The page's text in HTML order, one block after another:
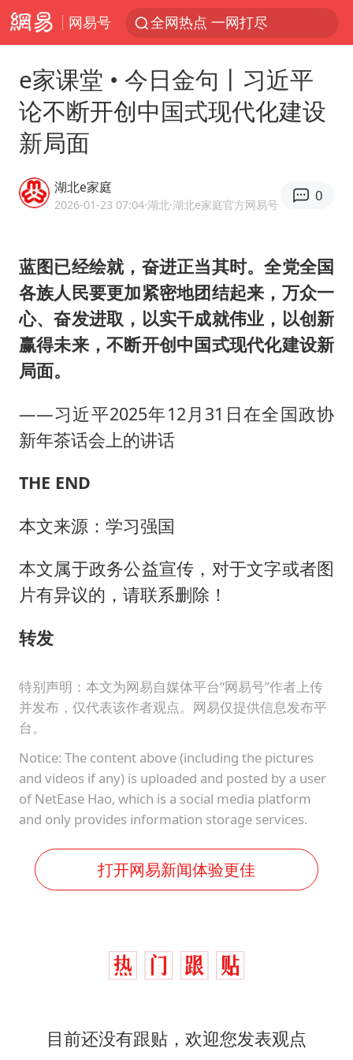
网易号 全网热点 一网打尽
e家课堂 • 今日金句丨习近平
论不断开创中国式现代化建设
新局面
湖北e家庭
2026-01-23 07:04·湖北·湖北e家庭官方网易号
0
蓝图已经绘就，奋进正当其时。全党全国
各族人民要更加紧密地团结起来，万众一
心、奋发进取，以实干成就伟业，以创新
赢得未来，不断开创中国式现代化建设新
局面。
——习近平2025年12月31日在全国政协
新年茶话会上的讲话
THE END
本文来源：学习强国
本文属于政务公益宣传，对于文字或者图
片有异议的，请联系删除！
转发
特别声明：本文为网易自媒体平台“网易号”作者上传
并发布，仅代表该作者观点。网易仅提供信息发布平
台。
Notice: The content above (including the pictures
and videos if any) is uploaded and posted by a user
of NetEase Hao, which is a social media platform
and only provides information storage services.
打开网易新闻体验更佳
目前还没有跟贴，欢迎您发表观点